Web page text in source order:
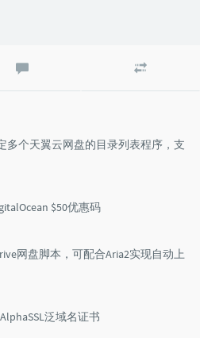
评
文
多个天翼云网盘的目录列表程序，支
$50优惠码
网盘脚本，可配合Aria2实现自动上
泛域名证书